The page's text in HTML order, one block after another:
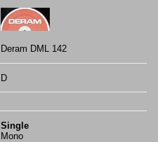
Deram DML 142
D
Single
Mono